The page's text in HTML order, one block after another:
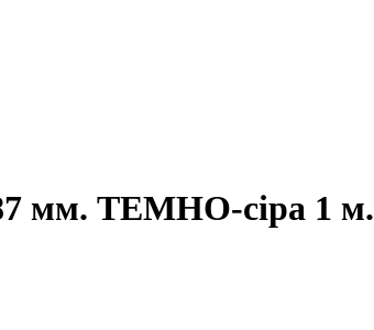
мм. ТЕМНО-сіра 1 м.